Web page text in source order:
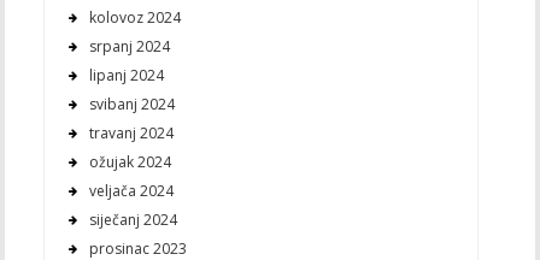
kolovoz 2024
srpanj 2024
lipanj 2024
svibanj 2024
travanj 2024
ožujak 2024
veljača 2024
siječanj 2024
prosinac 2023